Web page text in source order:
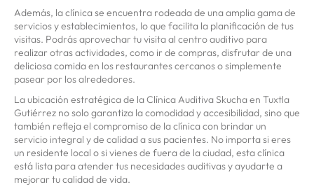
Además, la clínica se encuentra rodeada de una amplia gama de
servicios y establecimientos, lo que facilita la planificación de tus
visitas. Podrás aprovechar tu visita al centro auditivo para
realizar otras actividades, como ir de compras, disfrutar de una
deliciosa comida en los restaurantes cercanos o simplemente
pasear por los alrededores.
La ubicación estratégica de la Clínica Auditiva Skucha en Tuxtla
Gutiérrez no solo garantiza la comodidad y accesibilidad, sino que
también refleja el compromiso de la clínica con brindar un
servicio integral y de calidad a sus pacientes. No importa si eres
un residente local o si vienes de fuera de la ciudad, esta clínica
está lista para atender tus necesidades auditivas y ayudarte a
mejorar tu calidad de vida.